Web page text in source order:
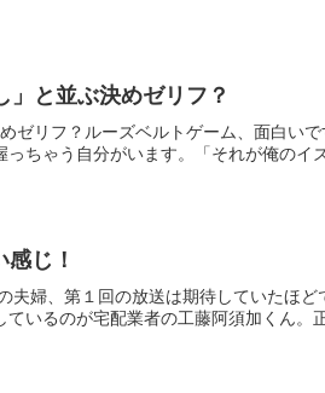
」と並ぶ決めゼリフ？
ゼリフ？ルーズベルトゲーム、面白い
ちゃう自分がいます。「それが俺のイズ
じ！
婦、第１回の放送は期待していたほ
いるのが宅配業者の工藤阿須加くん。